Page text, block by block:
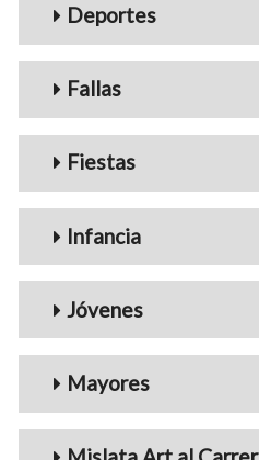
Deportes
Fallas
Fiestas
Infancia
Jóvenes
Mayores